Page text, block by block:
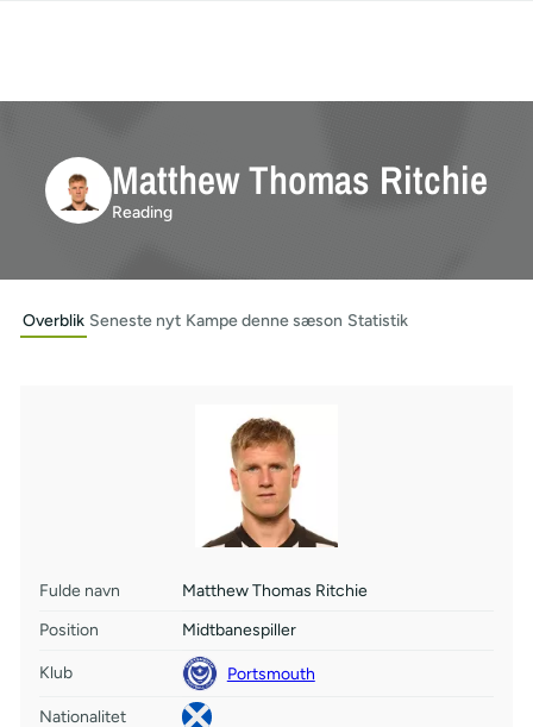
Matthew Thomas Ritchie
Reading
Overblik Seneste nyt Kampe denne sæson Statistik
Fulde navn
Matthew Thomas Ritchie
Position
Midtbanespiller
Klub Portsmouth
Nationalitet